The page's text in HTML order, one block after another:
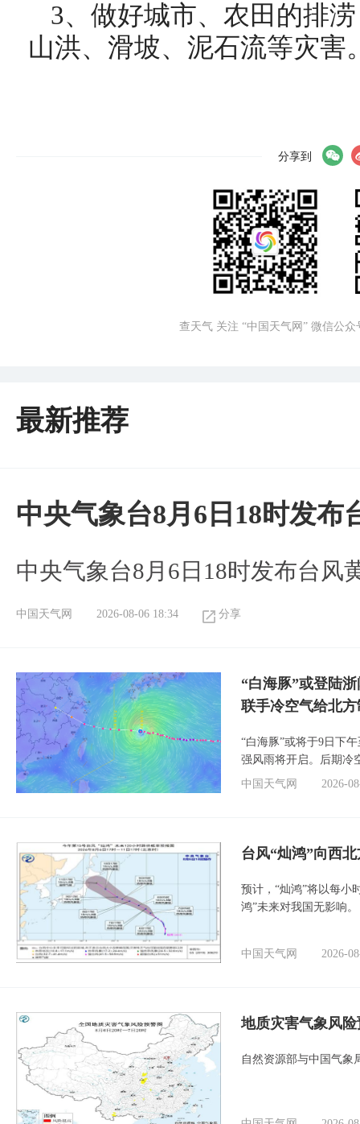
3、做好城市、农田的排
山洪、滑坡、泥石流等灾害
分享到
查天气 关注 “中国天气网” 微信公众
最新推荐
中央气象台8月6日18时发布
中央气象台8月6日18时发布台风
中国天气网 2026-08-06 18:34 分享
“白海豚”或登陆
联手冷空气给北
“白海豚”或将于9日下
强风雨将开启。后期冷
中国天气网
2026-
台风“灿鸿”向西
预计，“灿鸿”将以每小
鸿”未来对我国无影响。
中国天气网 2026-
地质灾害气象风
自然资源部与中国气象